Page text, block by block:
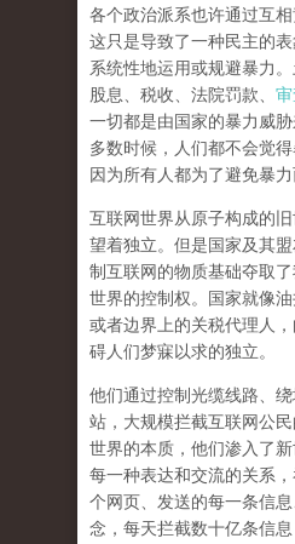
各个政治派系也许通过互
这只是导致了一种民主的
系统性地运用或规避暴力。
股息、税收、法院罚款、
一切都是由国家的暴力威
多数时候，人们都不会觉
因为所有人都为了避免暴力
互联网世界从原子构成的
望着独立。但是国家及其
制互联网的物质基础夺取
世界的控制权。国家就像油
或者边界上的关税代理人
碍人们梦寐以求的独立。
他们通过控制光缆线路、
站，大规模拦截互联网公
世界的本质，他们渗入了
每一种表达和交流的关系
个网页、发送的每一条信
念，每天拦截数十亿条信